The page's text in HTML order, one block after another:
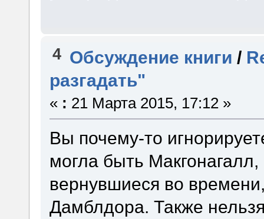
4 Обсуждение книги /
разгадать"
« : 21 Марта 2015, 17:12 »
Вы почему-то
могла быть
вернувшиеся во
Дамблдора. Также